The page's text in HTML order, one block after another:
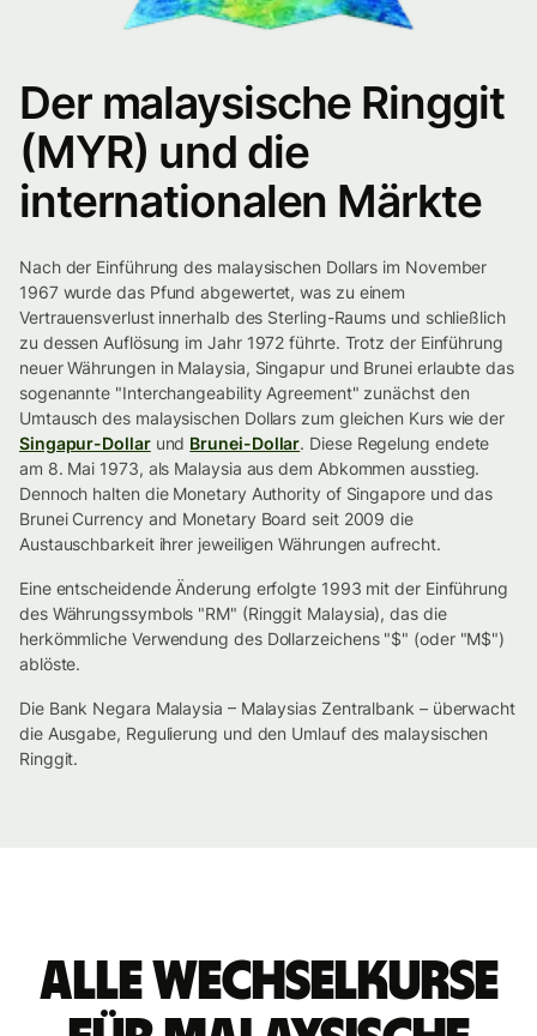
Der malaysische Ringgit
(MYR) und die
internationalen Märkte
Nach der Einführung des malaysischen Dollars im November
1967 wurde das Pfund abgewertet, was zu einem
Vertrauensverlust innerhalb des Sterling-Raums und schließlich
zu dessen Auflösung im Jahr 1972 führte. Trotz der Einführung
neuer Währungen in Malaysia, Singapur und Brunei erlaubte das
sogenannte "Interchangeability Agreement" zunächst den
Umtausch des malaysischen Dollars zum gleichen Kurs wie der
Singapur-Dollarund Brunei-Dollar. Diese Regelung endete
am 8. Mai 1973, als Malaysia aus dem Abkommen ausstieg.
Dennoch halten die Monetary Authority of Singapore und das
Brunei Currency and Monetary Board seit 2009 die
Austauschbarkeit ihrer jeweiligen Währungen aufrecht.
Eine entscheidende Änderung erfolgte 1993 mit der Einführung
des Währungssymbols "RM" (Ringgit Malaysia), das die
herkömmliche Verwendung des Dollarzeichens "$" (oder "M$")
ablöste.
Die Bank Negara Malaysia – Malaysias Zentralbank – überwacht
die Ausgabe, Regulierung und den Umlauf des malaysischen
Ringgit.
Alle Wechselkurse